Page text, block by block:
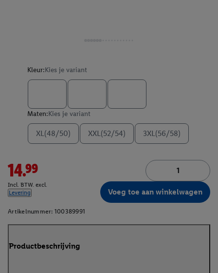
Kleur:Kies je variant
Maten:Kies je variant
XL(48/50) XXL(52/54) 3XL(56/58)
14.99
Incl. BTW. excl.
Levering
Voeg toe aan winkelwagen
Artikelnummer: 100389991
Productbeschrijving